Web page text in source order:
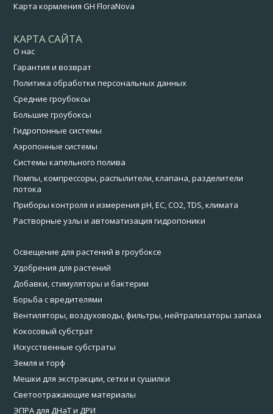
Карта кормления GH FloraNova
КАРТА САЙТА
О нас
Гарантия и возврат
Политика обработки персональных данных
Средние гроубоксы
Большие гроубоксы
Гидропонные системы
Аэропонные системы
Системы капельного полива
Помпы, компрессоры, распылители, клапана, разделители
потока
Приборы контроля и измерения pH, EC, CO2, TDS, климата
Растворные узлы и автоматизация гидропоники
Освещение для растений в гроубоксе
Удобрения для растений
Добавки, стимуляторы и бактерии
Борьба с вредителями
Вентиляторы, воздуховоды, фильтры, нейтрализаторы запаха
Кокосовый субстрат
Искусственные субстраты
Земля и торф
Мешки для экстракции, сетки и сушилки
Светоотражающие материалы
ЭПРА для ДНаТ и ДРИ